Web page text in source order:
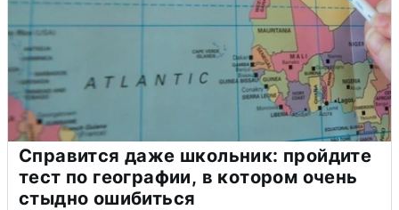
Справится даже школьник: пройдите
тест по географии, в котором очень
стыдно ошибиться